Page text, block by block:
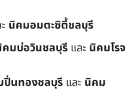
นิคมอมตะซิตี้ชลบุรี
มบ่อวินชลบุรี และ นิคมโรจ
ปิ่นทองชลบุรี และ นิคม